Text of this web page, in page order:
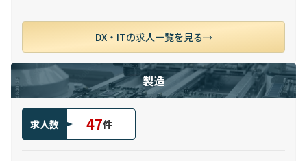
DX・ITの求人一覧を見る
製造
求人数 47件